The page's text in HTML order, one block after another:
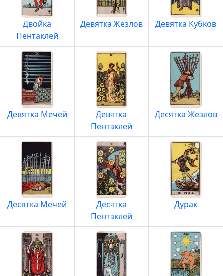
Двойка
Пентаклей
Девятка Жезлов Девятка Кубков
Девятка Мечей
Девятка
Пентаклей
Десятка Жезлов
Десятка Мечей
Десятка
Пентаклей
Дурак